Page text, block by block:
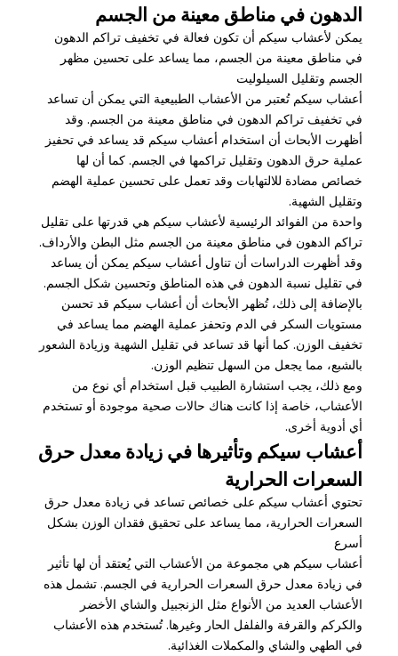
الدهون في مناطق معينة من الجسم
يمكن لأعشاب سيكم أن تكون فعالة في تخفيف تراكم الدهون
في مناطق معينة من الجسم، مما يساعد على تحسين مظهر
الجسم وتقليل السيلوليت
أعشاب سيكم تُعتبر من الأعشاب الطبيعية التي يمكن أن تساعد
في تخفيف تراكم الدهون في مناطق معينة من الجسم. وقد
أظهرت الأبحاث أن استخدام أعشاب سيكم قد يساعد في تحفيز
عملية حرق الدهون وتقليل تراكمها في الجسم. كما أن لها
خصائص مضادة للالتهابات وقد تعمل على تحسين عملية الهضم
وتقليل الشهية.
واحدة من الفوائد الرئيسية لأعشاب سيكم هي قدرتها على تقليل
تراكم الدهون في مناطق معينة من الجسم مثل البطن والأرداف.
وقد أظهرت الدراسات أن تناول أعشاب سيكم يمكن أن يساعد
في تقليل نسبة الدهون في هذه المناطق وتحسين شكل الجسم.
بالإضافة إلى ذلك، تُظهر الأبحاث أن أعشاب سيكم قد تحسن
مستويات السكر في الدم وتحفز عملية الهضم مما يساعد في
تخفيف الوزن. كما أنها قد تساعد في تقليل الشهية وزيادة الشعور
بالشبع، مما يجعل من السهل تنظيم الوزن.
ومع ذلك، يجب استشارة الطبيب قبل استخدام أي نوع من
الأعشاب، خاصة إذا كانت هناك حالات صحية موجودة أو تستخدم
أي أدوية أخرى.
أعشاب سيكم وتأثيرها في زيادة معدل حرق
السعرات الحرارية
تحتوي أعشاب سيكم على خصائص تساعد في زيادة معدل حرق
السعرات الحرارية، مما يساعد على تحقيق فقدان الوزن بشكل
أسرع
أعشاب سيكم هي مجموعة من الأعشاب التي يُعتقد أن لها تأثير
في زيادة معدل حرق السعرات الحرارية في الجسم. تشمل هذه
الأعشاب العديد من الأنواع مثل الزنجبيل والشاي الأخضر
والكركم والقرفة والفلفل الحار وغيرها. تُستخدم هذه الأعشاب
في الطهي والشاي والمكملات الغذائية.